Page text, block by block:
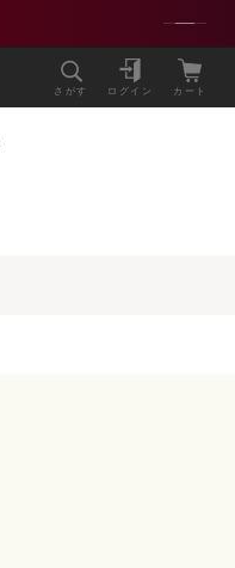
さがす ログイン カート